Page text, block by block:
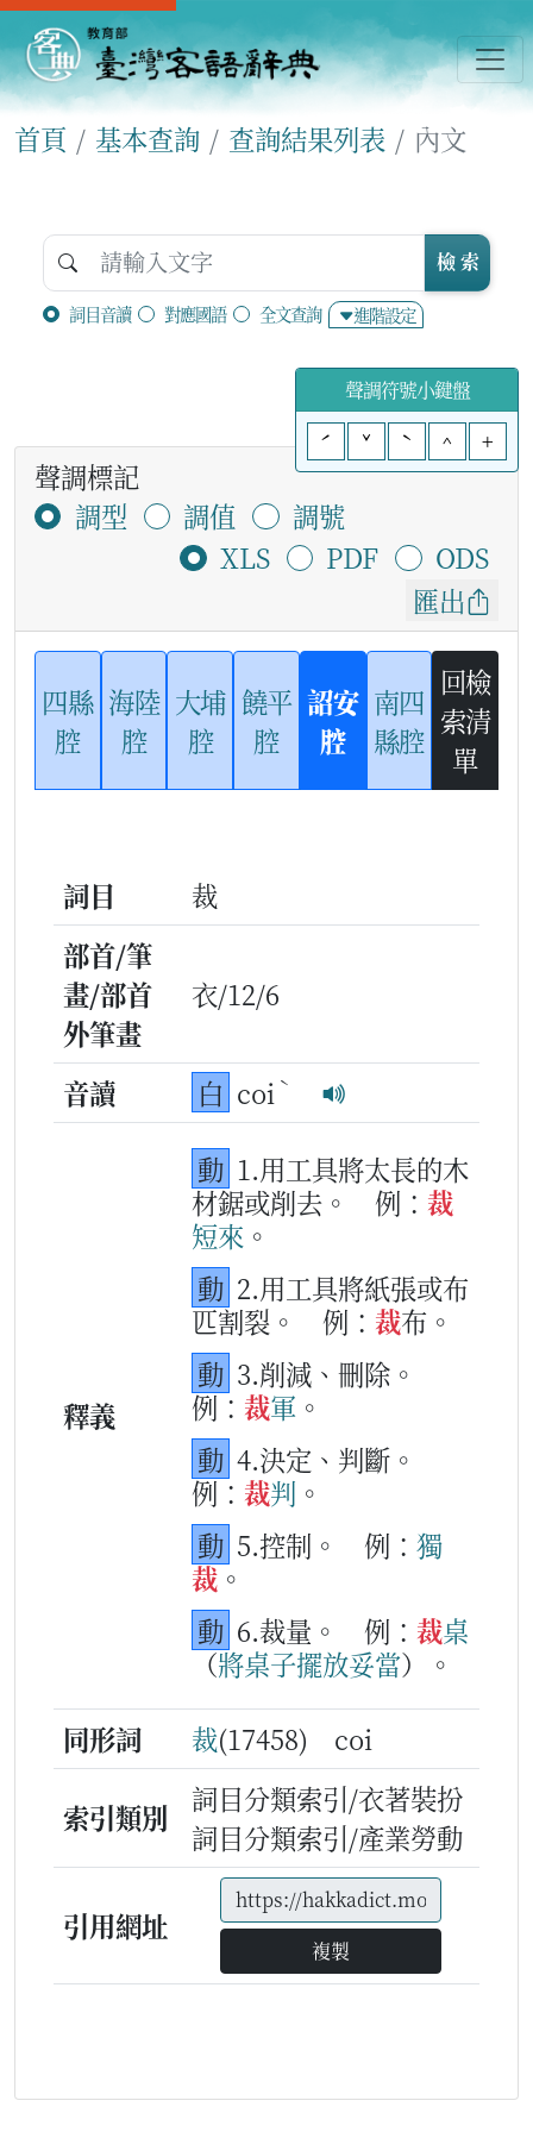
首頁 基本查詢 查詢結果列表 內文
詞目音讀 對應國語 全文查詢 進階設定
檢 索
聲調符號小鍵盤
ˊ
ˇ ˋ ^ +
聲調標記
調型
調值
調號
XLS
PDF
ODS
匯出
四縣
腔
海陸
腔
大埔
腔
饒平
腔
詔安
腔
南四
縣腔
回檢
索清
單
詞目
裁
部首/筆
畫/部首
外筆畫
衣/12/6
音讀 白 coi ˋ
釋義
動 1.用工具將太長的木
材鋸或削去。
例： 裁
短來 。
動 2.用工具將紙張或布
匹割裂。
例： 裁布。
動 3.削減、刪除。
例： 裁軍 。
動 4.決定、判斷。
例： 裁判 。
動 5.控制。 例： 獨
裁。
動 6.裁量。 例： 裁桌
（將桌子擺放妥當）。
同形詞
裁(17458) coi
索引類別
詞目分類索引/衣著裝扮
詞目分類索引/產業勞動
引用網址
複製